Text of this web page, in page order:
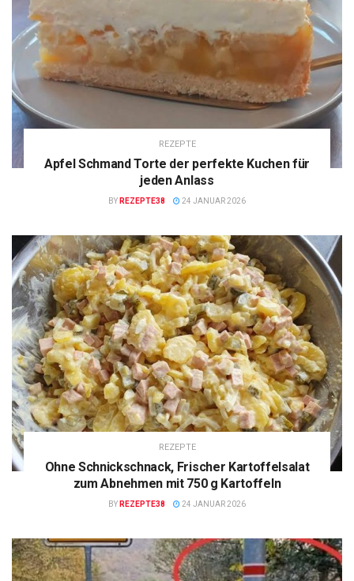
REZEPTE
Apfel Schmand Torte der perfekte Kuchen für
jeden Anlass
BY REZEPTE38 24 JANUAR 2026
REZEPTE
Ohne Schnickschnack, Frischer Kartoffelsalat
zum Abnehmen mit 750 g Kartoffeln
BY REZEPTE38 24 JANUAR 2026